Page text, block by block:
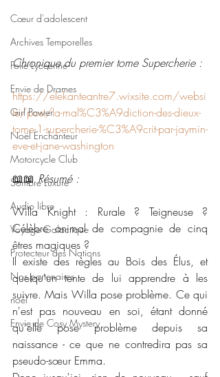
Cœur d'adolescent
Archives Temporelles
Folie Lycéenne
Envie de Drames
Girl Power
Noël Enchanteur
Motorcycle Club
Sombre Luxure
Audio libre
Voyage Galactique
Protecteur des Nations
Nos partenaires
noêl
Envie de Cosy Mystery
Chronique du premier tome Supercherie :
https://elekanteantre7.wixsite.com/websi
te/post/la-mal%C3%A9diction-des-dieux-
tome-1-supercherie-%C3%A9crit-par-jaymin-
eve-et-jane-washington
📖📖 Résumé :
Willa Knight : Rurale ? Teigneuse ?
Célèbre animal de compagnie de cinq
êtres magiques ?
Il existe des règles au Bois des Élus, et
quelqu'un tente de lui apprendre à les
suivre. Mais Willa pose problème. Ce qui
n'est pas nouveau en soi, étant donné
qu'elle pose problème depuis sa
naissance - ce que ne contredira pas sa
pseudo-sœur Emma.